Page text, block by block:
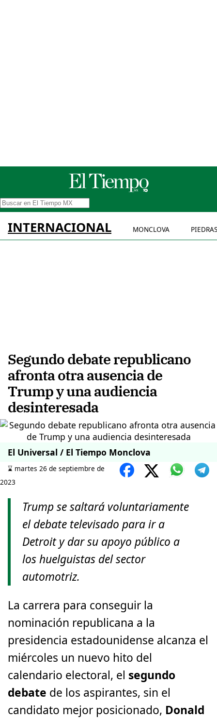
INTERNACIONAL MONCLOVA
Segundo debate republicano
afronta otra ausencia de
Trump y una audiencia
desinteresada
El Universal / El Tiempo Monclova
⌛️ martes 26 de septiembre de
2023
Trump se saltará voluntariamente
el debate televisado para ir a
Detroit y dar su apoyo público a
los huelguistas del sector
automotriz.
La carrera para conseguir la
nominación republicana a la
presidencia estadounidense alcanza el
miércoles un nuevo hito del
calendario electoral, el segundo
debate de los aspirantes, sin el
candidato mejor posicionado, Donald